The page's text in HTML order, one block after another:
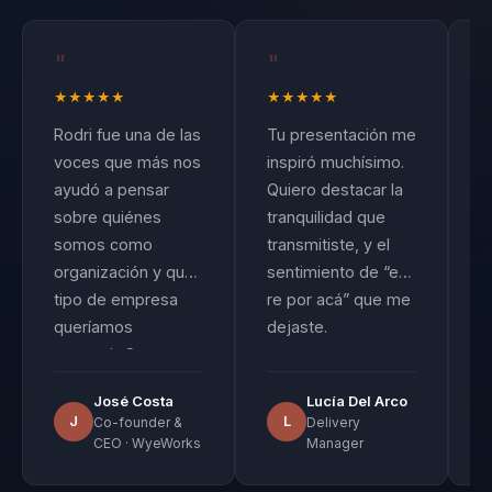
mejor decisiones
difíciles, cambios
que incomodan,
ansiedad frente a
la IA o
conversaciones
que nadie se
anima a abrir. Su
propuesta
autoliderazgo,
criterio y diálogo
"
★ ★ ★ ★ ★
Rodri fue una de las
voces que más nos
ayudó a pensar
sobre quiénes
somos como
organización y qué
tipo de empresa
queríamos
construir. Su
articular ideas
sobre liderazgo,
J
José Costa
Co-founder &
CEO · WyeWorks
"
★ ★ ★ ★ ★
Tu presentación me
inspiró muchísimo.
Quiero destacar la
tranquilidad que
transmitiste, y el
sentimiento de “es
re por acá” que me
dejaste.
L
Lucía Del Arco
Delivery
Manager